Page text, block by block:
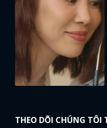
THEO DÕI CHÚNG TÔI